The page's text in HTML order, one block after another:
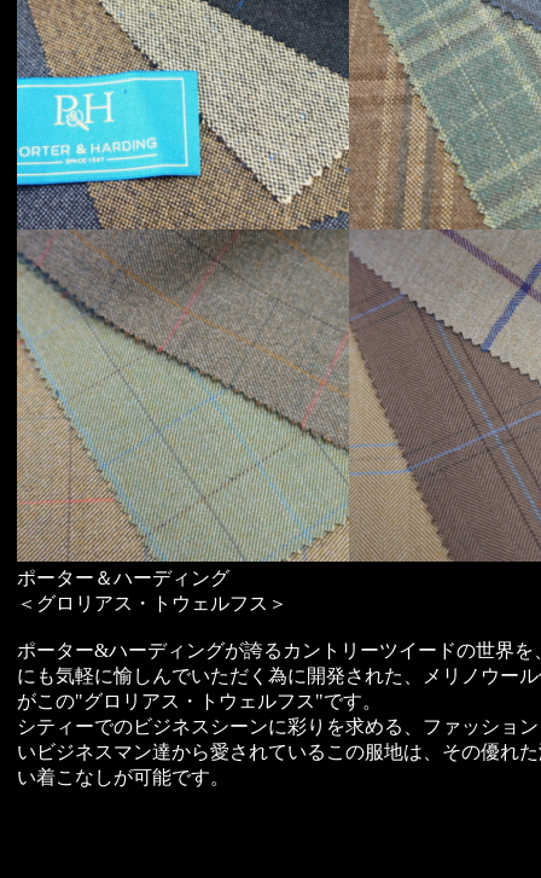
ポーター＆ハーディング
＜グロリアス・トウェルフス＞
ポーター&ハーディングが誇るカントリーツイードの世界を
にも気軽に愉しんでいただく為に開発された、メリノウー
がこの"グロリアス・トウェルフス"です。
シティーでのビジネスシーンに彩りを求める、ファッショ
いビジネスマン達から愛されているこの服地は、その優れ
い着こなしが可能です。